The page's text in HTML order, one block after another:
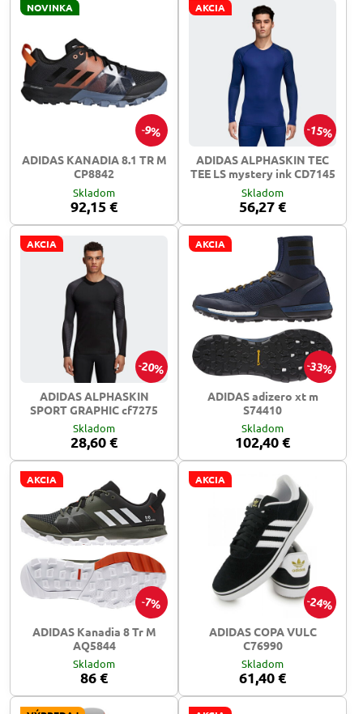
9%
NOVINKA
ADIDAS KANADIA 8.1 TR M
CP8842
Skladom
92,15 €
15%
AKCIA
ADIDAS ALPHASKIN TEC
TEE LS mystery ink CD7145
Skladom
56,27 €
20%
AKCIA
ADIDAS ALPHASKIN
SPORT GRAPHIC cf7275
Skladom
28,60 €
33%
AKCIA
ADIDAS adizero xt m
S74410
Skladom
102,40 €
7%
AKCIA
ADIDAS Kanadia 8 Tr M
AQ5844
Skladom
86 €
24%
AKCIA
ADIDAS COPA VULC
C76990
Skladom
61,40 €